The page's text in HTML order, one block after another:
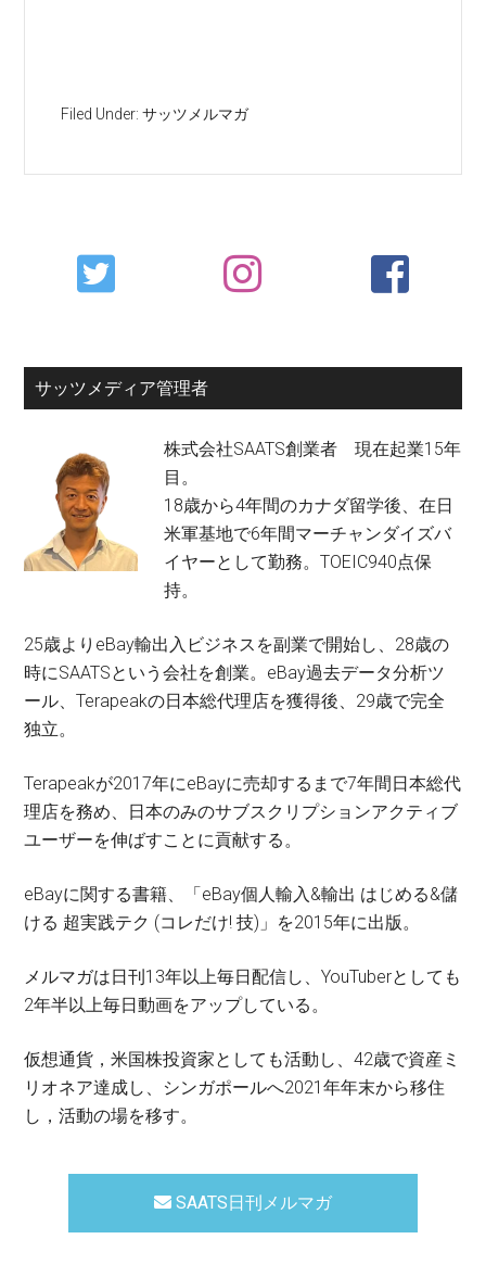
Filed Under:サッツメルマガ
Primary
Sidebar
サッツメディア管理者
株式会社SAATS創業者 現在起業15年
目。
18歳から4年間のカナダ留学後、在日
米軍基地で6年間マーチャンダイズバ
イヤーとして勤務。TOEIC940点保
持。
25歳よりeBay輸出入ビジネスを副業で開始し、28歳の
時にSAATSという会社を創業。eBay過去データ分析ツ
ール、Terapeakの日本総代理店を獲得後、29歳で完全
独立。
Terapeakが2017年にeBayに売却するまで7年間日本総代
理店を務め、日本のみのサブスクリプションアクティブ
ユーザーを伸ばすことに貢献する。
eBayに関する書籍、「eBay個人輸入&輸出 はじめる&儲
ける 超実践テク (コレだけ! 技)」を2015年に出版。
メルマガは日刊13年以上毎日配信し、YouTuberとしても
2年半以上毎日動画をアップしている。
仮想通貨，米国株投資家としても活動し、42歳で資産ミ
リオネア達成し、シンガポールへ2021年年末から移住
し，活動の場を移す。
SAATS日刊メルマガ